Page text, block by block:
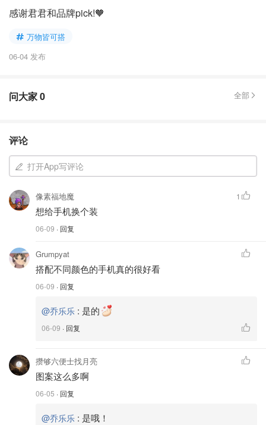
感谢君君和品牌pick!🧡
万物皆可搭
06-04 发布
问大家0 全部
评论
打开App写评论
像素福地魔
想给手机换个装
06-09 · 回复
1
Grumpyat
搭配不同颜色的手机真的很好看
06-09 · 回复
@乔乐乐 : 是的
06-09 · 回复
攒够六便士找月亮
图案这么多啊
06-05 · 回复
@乔乐乐 : 是哦！